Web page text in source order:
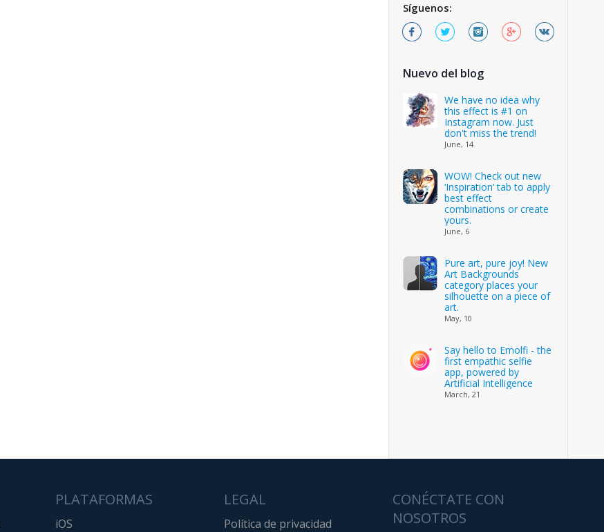
Síguenos:
Nuevo del blog
We have no idea why
this effect is #1 on
Instagram now. Just
don't miss the trend!
June, 14
WOW! Check out new
‘Inspiration’ tab to apply
best effect
combinations or create
yours.
June, 6
Pure art, pure joy! New
Art Backgrounds
category places your
silhouette on a piece of
art.
May, 10
Say hello to Emolfi - the
first empathic selfie
app, powered by
Artificial Intelligence
March, 21
PLATAFORMAS
iOS
LEGAL
Política de privacidad
CONÉCTATE CON
NOSOTROS